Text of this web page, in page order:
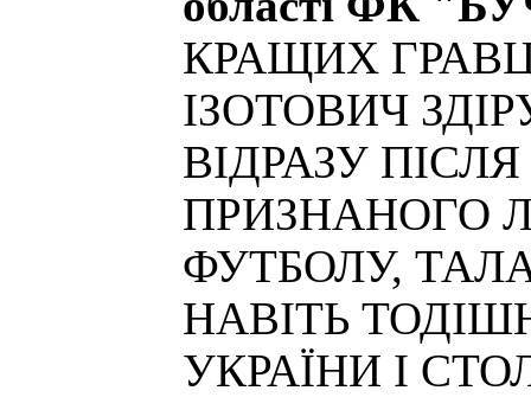
КРАЩИХ
ІЗОТОВИЧ
ВІДРАЗУ
ПРИЗНАНОГО
ФУТБОЛУ,
НАВІТЬ
УКРАЇНИ І